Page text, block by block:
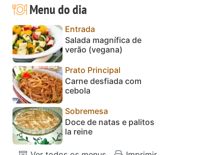
Menu do dia
Entrada
Salada magnífica de
verão (vegana)
Prato Principal
Carne desfiada com
cebola
Sobremesa
Doce de natas e palitos
la reine